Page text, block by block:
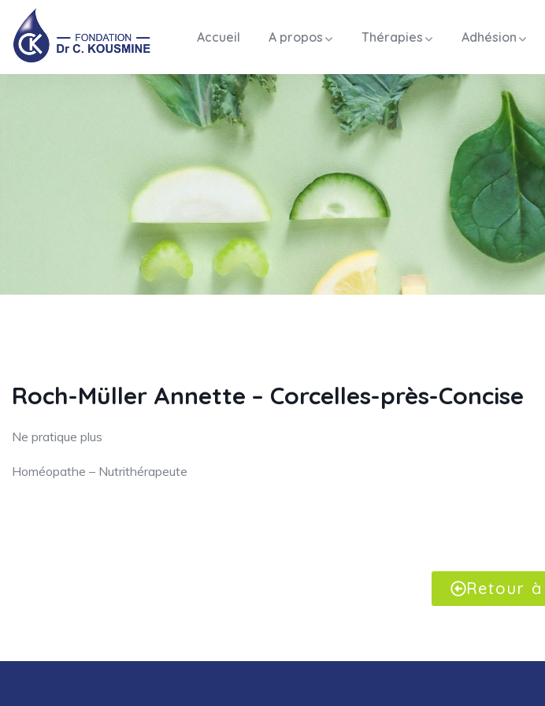
Accueil A propos Thérapies Adhésion
Roch-Müller Annette – Corcelles-près-Concise
Ne pratique plus
Homéopathe – Nutrithérapeute
Retour